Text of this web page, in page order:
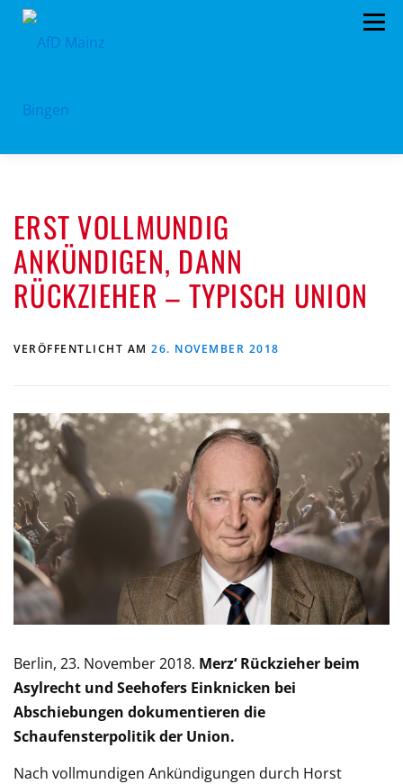
Zum
Menü
PROGRAMM ORGANIGRAMM
KONTAKT DATENSCHUTZ
ERST VOLLMUNDIG
ANKÜNDIGEN, DANN
RÜCKZIEHER – TYPISCH UNION
VERÖFFENTLICHT AM 26. NOVEMBER 2018
Berlin, 23. November 2018. Merz‘ Rückzieher beim
Asylrecht und Seehofers Einknicken bei
Abschiebungen dokumentieren die
Schaufensterpolitik der Union.
Nach vollmundigen Ankündigungen durch Horst